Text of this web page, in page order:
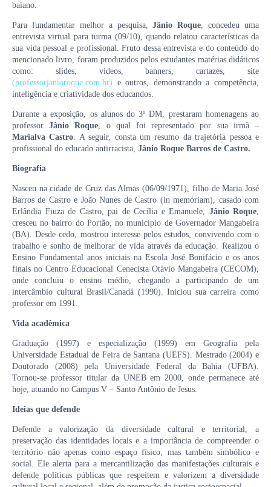
baiano.
Para fundamentar melhor a pesquisa,Jânio Roque, concedeu uma
entrevista virtual para turma (09/10), quando relatou características da
sua vida pessoal e profissional. Fruto dessa entrevista e do conteúdo do
mencionado livro, foram produzidos pelos estudantes matérias didáticos
como: slides, vídeos, banners, cartazes, site
(professorjanioroque.com.br) e outros, demonstrando a competência,
inteligência e criatividade dos educandos.
Durante a exposição, os alunos do 3º DM, prestaram homenagens ao
professorJânio Roque, o qual foi representado por sua irmã –
Marialva Castro. A seguir, consta um resumo da trajetória pessoa e
profissional do educado antirracista, Jânio Roque Barros de Castro.
Biografia
Nasceu na cidade de Cruz das Almas (06/09/1971), filho de Maria José
Barros de Castro e João Nunes de Castro (in memóriam), casado com
Erlândia Fiuza de Castro, pai de Cecília e Emanuele, Jânio Roque,
cresceu no bairro do Portão, no município de Governador Mangabeira
(BA). Desde cedo, mostrou interesse pelos estudos, convivendo com o
trabalho e sonho de melhorar de vida através da educação. Realizou o
Ensino Fundamental anos iniciais na Escola José Bonifácio e os anos
finais no Centro Educacional Cenecista Otávio Mangabeira (CECOM),
onde concluiu o ensino médio, chegando a participando de um
intercâmbio cultural Brasil/Canadá (1990). Iniciou sua carreira como
professor em 1991.
Vida acadêmica
Graduação (1997) e especialização (1999) em Geografia pela
Universidade Estadual de Feira de Santana (UEFS). Mestrado (2004) e
Doutorado (2008) pela Universidade Federal da Bahia (UFBA).
Tornou-se professor titular da UNEB em 2000, onde permanece até
hoje, atuando no Campus V – Santo Antônio de Jesus.
Ideias que defende
Defende a valorização da diversidade cultural e territorial, a
preservação das identidades locais e a importância de compreender o
território não apenas como espaço físico, mas também simbólico e
social. Ele alerta para a mercantilização das manifestações culturais e
defende políticas públicas que respeitem e valorizem a diversidade